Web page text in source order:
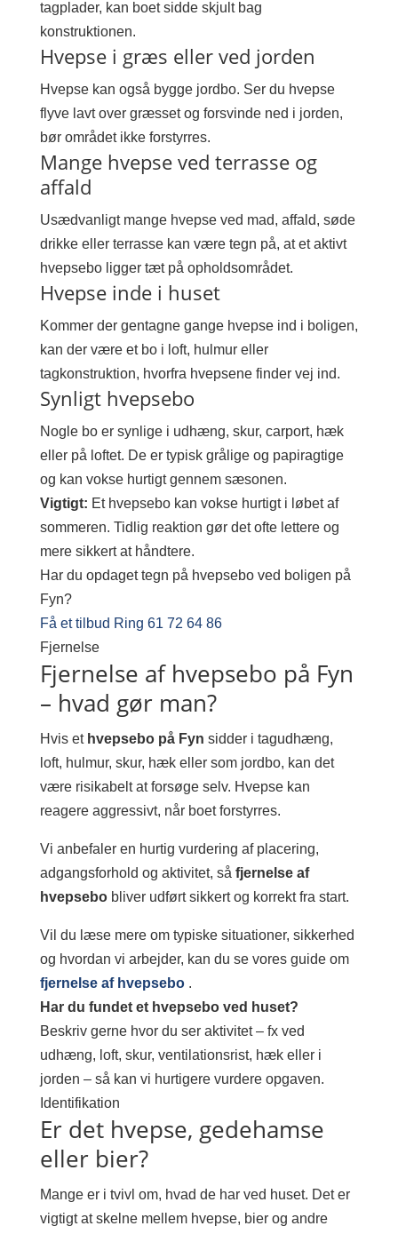
tagplader, kan boet sidde skjult bag
konstruktionen.
Hvepse i græs eller ved jorden
Hvepse kan også bygge jordbo. Ser du hvepse
flyve lavt over græsset og forsvinde ned i jorden,
bør området ikke forstyrres.
Mange hvepse ved terrasse og
affald
Usædvanligt mange hvepse ved mad, affald, søde
drikke eller terrasse kan være tegn på, at et aktivt
hvepsebo ligger tæt på opholdsområdet.
Hvepse inde i huset
Kommer der gentagne gange hvepse ind i boligen,
kan der være et bo i loft, hulmur eller
tagkonstruktion, hvorfra hvepsene finder vej ind.
Synligt hvepsebo
Nogle bo er synlige i udhæng, skur, carport, hæk
eller på loftet. De er typisk grålige og papiragtige
og kan vokse hurtigt gennem sæsonen.
Vigtigt: Et hvepsebo kan vokse hurtigt i løbet af
sommeren. Tidlig reaktion gør det ofte lettere og
mere sikkert at håndtere.
Har du opdaget tegn på hvepsebo ved boligen på
Fyn?
Få et tilbud Ring 61 72 64 86
Fjernelse
Fjernelse af hvepsebo på Fyn
– hvad gør man?
Hvis et hvepsebo på Fyn sidder i tagudhæng,
loft, hulmur, skur, hæk eller som jordbo, kan det
være risikabelt at forsøge selv. Hvepse kan
reagere aggressivt, når boet forstyrres.
Vi anbefaler en hurtig vurdering af placering,
adgangsforhold og aktivitet, så fjernelse af
hvepsebobliver udført sikkert og korrekt fra start.
Vil du læse mere om typiske situationer, sikkerhed
og hvordan vi arbejder, kan du se vores guide om
fjernelse af hvepsebo .
Har du fundet et hvepsebo ved huset?
Beskriv gerne hvor du ser aktivitet – fx ved
udhæng, loft, skur, ventilationsrist, hæk eller i
jorden – så kan vi hurtigere vurdere opgaven.
Identifikation
Er det hvepse, gedehamse
eller bier?
Mange er i tvivl om, hvad de har ved huset. Det er
vigtigt at skelne mellem hvepse, bier og andre